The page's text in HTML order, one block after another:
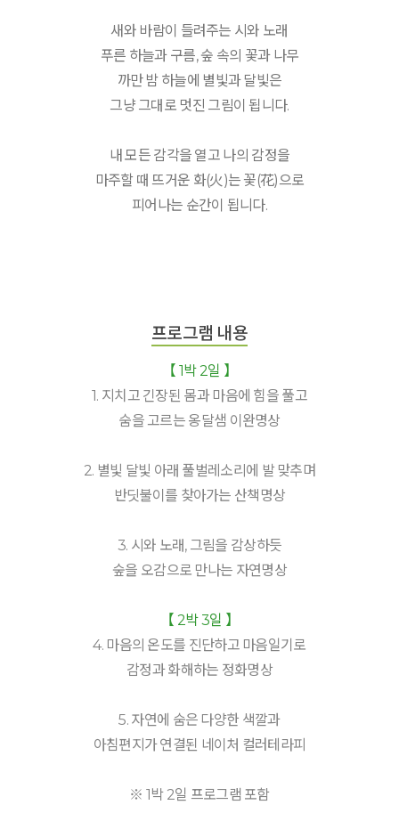
새와 바람이 들려주는 시와 노래
푸른 하늘과 구름, 숲 속의 꽃과 나무
까만 밤 하늘에 별빛과 달빛은
그냥 그대로 멋진 그림이 됩니다.
내 모든 감각을 열고 나의 감정을
마주할 때 뜨거운 화(火)는 꽃(花)으로
피어나는 순간이 됩니다.
프로그램 내용
【 1박 2일 】
1. 지치고 긴장된 몸과 마음에 힘을 풀고
숨을 고르는 옹달샘 이완명상
2. 별빛 달빛 아래 풀벌레소리에 발 맞추며
반딧불이를 찾아가는 산책명상
3. 시와 노래, 그림을 감상하듯
숲을 오감으로 만나는 자연명상
【 2박 3일 】
4. 마음의 온도를 진단하고 마음일기로
감정과 화해하는 정화명상
5. 자연에 숨은 다양한 색깔과
아침편지가 연결된 네이처 컬러테라피
※ 1박 2일 프로그램 포함